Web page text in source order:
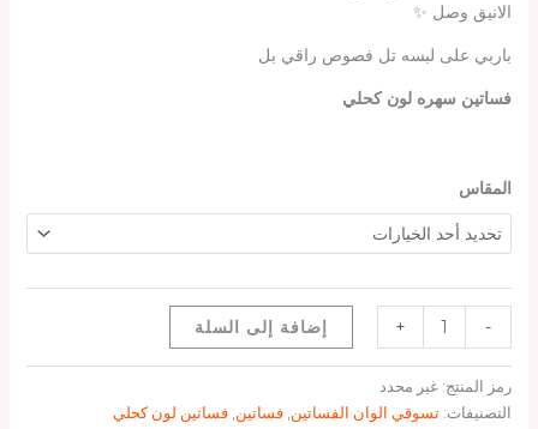
الانيق وصل ✨
باربي على لبسه تل فصوص راقي بل
فساتين سهره لون كحلي
المقاس
-
+ إضافة إلى السلة
رمز المنتج: غير محدد
التصنيفات: تسوقي الوان الفساتين, فساتين, فساتين لون كحلي